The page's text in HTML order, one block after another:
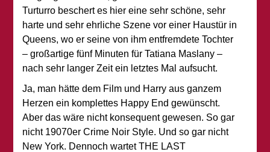
Turturro beschert es hier eine sehr schöne, sehr
harte und sehr ehrliche Szene vor einer Haustür in
Queens, wo er seine von ihm entfremdete Tochter
– großartige fünf Minuten für Tatiana Maslany –
nach sehr langer Zeit ein letztes Mal aufsucht.
Ja, man hätte dem Film und Harry aus ganzem
Herzen ein komplettes Happy End gewünscht.
Aber das wäre nicht konsequent gewesen. So gar
nicht 19070er Crime Noir Style. Und so gar nicht
New York. Dennoch wartet THE LAST